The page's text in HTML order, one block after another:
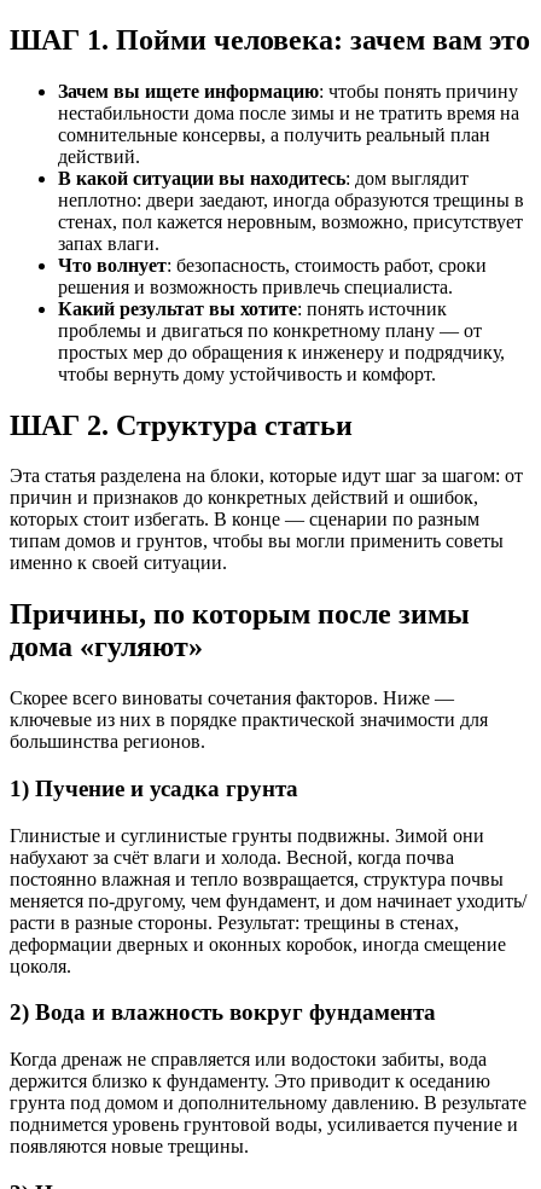
ШАГ 1. Пойми человека: зачем вам это
Зачем вы ищете информацию: чтобы понять причину
нестабильности дома после зимы и не тратить время на
сомнительные консервы, а получить реальный план
действий.
В какой ситуации вы находитесь: дом выглядит
неплотно: двери заедают, иногда образуются трещины в
стенах, пол кажется неровным, возможно, присутствует
запах влаги.
Что волнует: безопасность, стоимость работ, сроки
решения и возможность привлечь специалиста.
Какий результат вы хотите: понять источник
проблемы и двигаться по конкретному плану — от
простых мер до обращения к инженеру и подрядчику,
чтобы вернуть дому устойчивость и комфорт.
ШАГ 2. Структура статьи
Эта статья разделена на блоки, которые идут шаг за шагом: от
причин и признаков до конкретных действий и ошибок,
которых стоит избегать. В конце — сценарии по разным
типам домов и грунтов, чтобы вы могли применить советы
именно к своей ситуации.
Причины, по которым после зимы
дома «гуляют»
Скорее всего виноваты сочетания факторов. Ниже —
ключевые из них в порядке практической значимости для
большинства регионов.
1) Пучение и усадка грунта
Глинистые и суглинистые грунты подвижны. Зимой они
набухают за счёт влаги и холода. Весной, когда почва
постоянно влажная и тепло возвращается, структура почвы
меняется по-другому, чем фундамент, и дом начинает уходить/
расти в разные стороны. Результат: трещины в стенах,
деформации дверных и оконных коробок, иногда смещение
цоколя.
2) Вода и влажность вокруг фундамента
Когда дренаж не справляется или водостоки забиты, вода
держится близко к фундаменту. Это приводит к оседанию
грунта под домом и дополнительному давлению. В результате
поднимется уровень грунтовой воды, усиливается пучение и
появляются новые трещины.